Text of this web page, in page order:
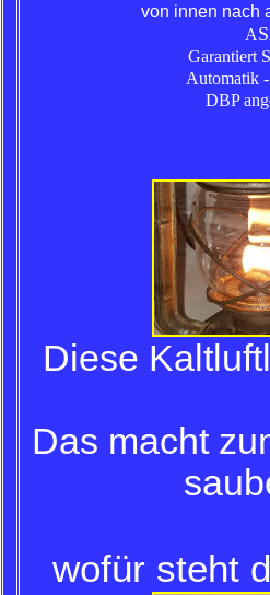
von innen nach
AS
Garantiert
Automatik
DBP
Diese
Das macht
wofür steht